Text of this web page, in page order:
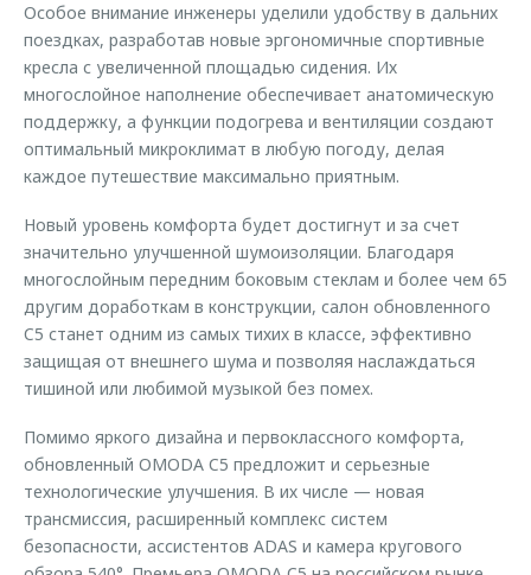
Особое внимание инженеры уделили удобству в дальних
поездках, разработав новые эргономичные спортивные
кресла с увеличенной площадью сидения. Их
многослойное наполнение обеспечивает анатомическую
поддержку, а функции подогрева и вентиляции создают
оптимальный микроклимат в любую погоду, делая
каждое путешествие максимально приятным.
Новый уровень комфорта будет достигнут и за счет
значительно улучшенной шумоизоляции. Благодаря
многослойным передним боковым стеклам и более чем 65
другим доработкам в конструкции, салон обновленного
C5 станет одним из самых тихих в классе, эффективно
защищая от внешнего шума и позволяя наслаждаться
тишиной или любимой музыкой без помех.
Помимо яркого дизайна и первоклассного комфорта,
обновленный OMODA C5 предложит и серьезные
технологические улучшения. В их числе — новая
трансмиссия, расширенный комплекс систем
безопасности, ассистентов ADAS и камера кругового